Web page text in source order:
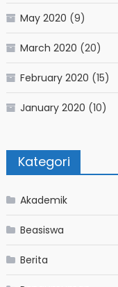
May 2020 (9)
March 2020 (20)
February 2020 (15)
January 2020 (10)
Kategori
Akademik
Beasiswa
Berita